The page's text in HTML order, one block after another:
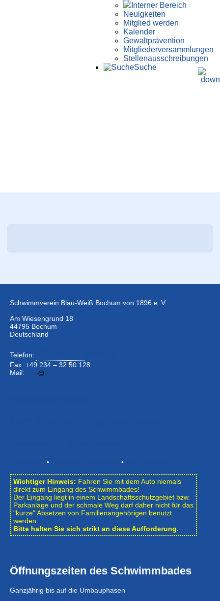
Interner Bereich
Neuigkeiten
Mitglied werden
Kalender
Gewaltprävention
Mitglieder­versammlungen
Stellen­aus­schrei­bungen
Suche
Schwimmverein Blau-Weiß Bochum von 1896 e. V.
Am Wiesengrund 18
44795 Bochum
Deutschland
Telefon:
Fax: +49 234 – 32 50 128
Mail:
• •
Wichtiger Hinweis: Fahren Sie mit dem Auto niemals
direkt zum Eingang des Schwimmbades!
Der Eingang liegt in einem Landschafts­schutzgebiet bzw.
Park­anlage und der schmale Weg darf daher nicht für das
"kurze" Absetzen von Familienangehörigen benutzt
werden.
Bitte halten Sie sich strikt an diese Aufforderung.
Öffnungszeiten des Schwimmbades
Ganzjährig bis auf die Umbauphasen